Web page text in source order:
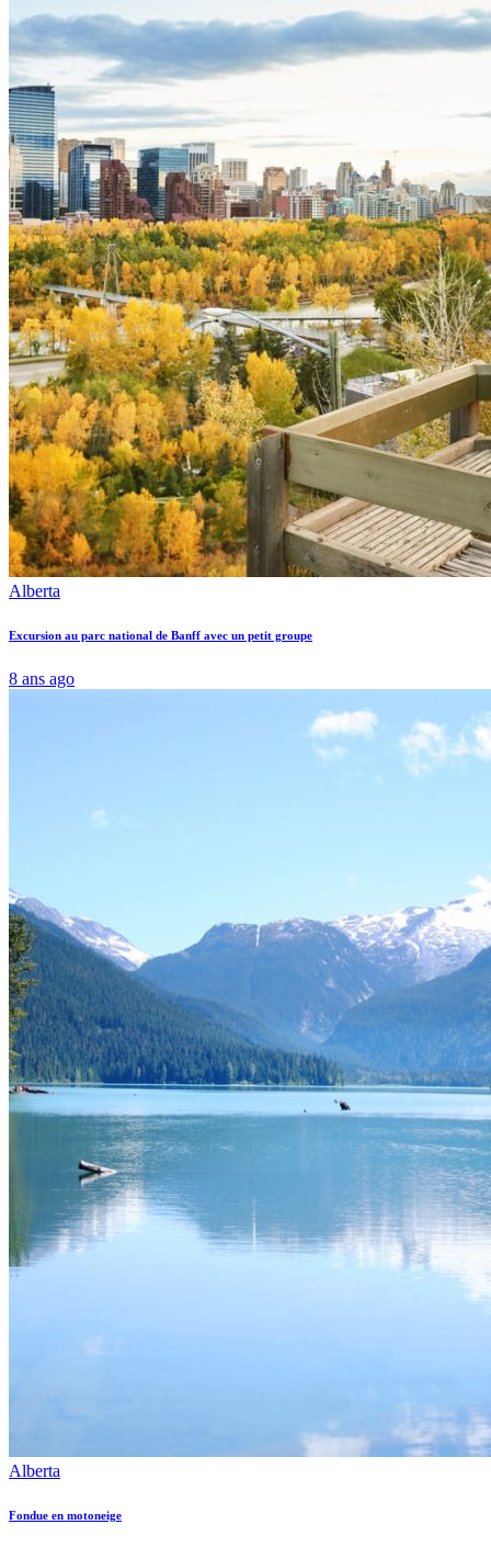
Alberta
Excursion au parc national de Banff avec un petit groupe
8 ans ago
Alberta
Fondue en motoneige